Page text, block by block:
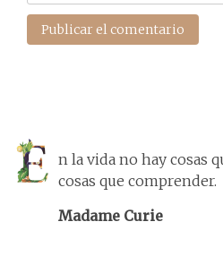
n la vida no hay cosas
cosas que comprender.
Madame Curie